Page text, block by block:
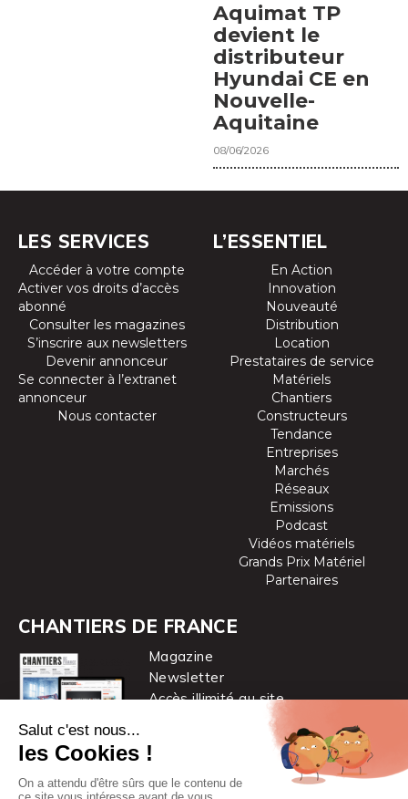
Aquimat TP
devient le
distributeur
Hyundai CE en
Nouvelle-
Aquitaine
08/06/2026
LES SERVICES
Accéder à votre compte
Activer vos droits d’accès
abonné
Consulter les magazines
S’inscrire aux newsletters
Devenir annonceur
Se connecter à l’extranet
annonceur
Nous contacter
L’ESSENTIEL
En Action
Innovation
Nouveauté
Distribution
Location
Prestataires de service
Matériels
Chantiers
Constructeurs
Tendance
Entreprises
Marchés
Réseaux
Emissions
Podcast
Vidéos matériels
Grands Prix Matériel
Partenaires
CHANTIERS DE FRANCE
Magazine
Newsletter
Accès illimité au site